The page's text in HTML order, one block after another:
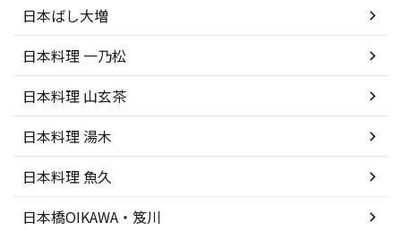
日本ばし大増
日本料理 一乃松
日本料理 山玄茶
日本料理 湯木
日本料理 魚久
日本橋OIKAWA・笈川